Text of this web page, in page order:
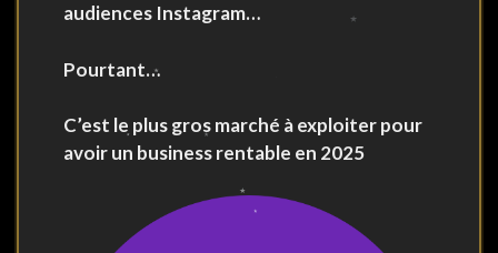
audiences Instagram…
Pourtant…
C’est le plus gros marché à exploiter pour
avoir un business rentable en 2025